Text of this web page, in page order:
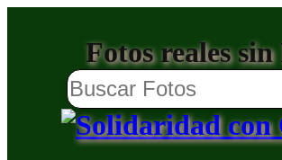
Fotos reales